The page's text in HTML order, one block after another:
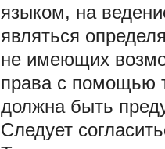
языком, на
являться
не имеющих
права с помощью
должна быть
Следует